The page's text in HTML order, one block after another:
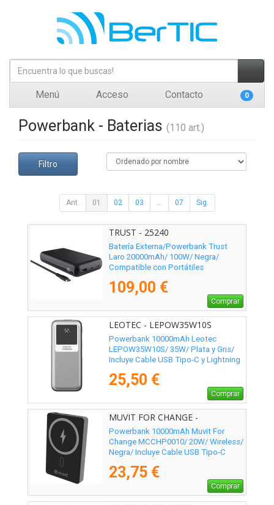
Menú Acceso Contacto 0
Powerbank - Baterias (110 art.)
Filtro
Ant. 01 02 03 ... 07 Sig.
TRUST - 25240
Batería Externa/Powerbank Trust
Laro 20000mAh/ 100W/ Negra/
Compatible con Portátiles
109,00 €
Comprar
LEOTEC - LEPOW35W10S
Powerbank 10000mAh Leotec
LEPOW35W10S/ 35W/ Plata y Gris/
Incluye Cable USB Tipo-C y Lightning
25,50 €
Comprar
MUVIT FOR CHANGE -
MCCHP0010
Powerbank 10000mAh Muvit For
Change MCCHP0010/ 20W/ Wireless/
Negra/ Incluye Cable USB Tipo-C
23,75 €
Comprar